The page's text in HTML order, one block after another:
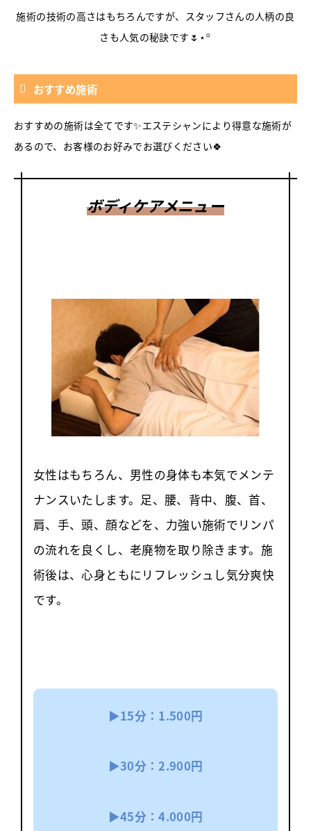
施術の技術の高さはもちろんですが、スタッフさんの人柄の良
さも人気の秘訣です🌷⋆꙳
おすすめ施術
おすすめの施術は全てです✨エステシャンにより得意な施術が
あるので、お客様のお好みでお選びください🍀
ボディケアメニュー
女性はもちろん、男性の身体も本気でメンテ
ナンスいたします。足、腰、背中、腹、首、
肩、手、頭、顔などを、力強い施術でリンパ
の流れを良くし、老廃物を取り除きます。施
術後は、心身ともにリフレッシュし気分爽快
です。
▶15分：1.500円
▶30分：2.900円
▶45分：4.000円